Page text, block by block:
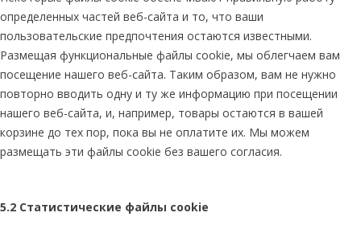
определенных частей веб-сайта и то, что ваши
пользовательские предпочтения остаются известными.
Размещая функциональные файлы cookie, мы облегчаем вам
посещение нашего веб-сайта. Таким образом, вам не нужно
повторно вводить одну и ту же информацию при посещении
нашего веб-сайта, и, например, товары остаются в вашей
корзине до тех пор, пока вы не оплатите их. Мы можем
размещать эти файлы cookie без вашего согласия.
5.2 Статистические файлы cookie